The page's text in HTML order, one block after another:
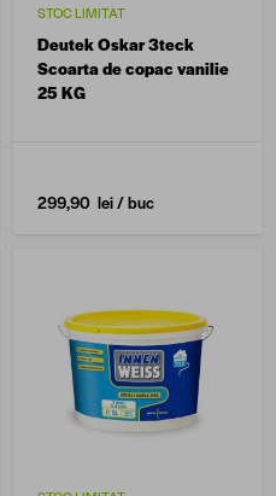
STOC LIMITAT
Deutek Oskar 3teck
Scoarta de copac vanilie
25 KG
299,90 lei/ buc